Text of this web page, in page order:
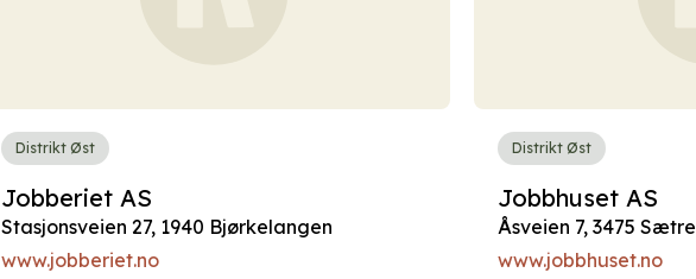
Distrikt Øst
Jobberiet AS
Stasjonsveien 27, 1940 Bjørkelangen
www.jobberiet.no
Distrikt Øst
Jobbhuset AS
Åsveien 7, 3475 Sætre
www.jobbhuset.no